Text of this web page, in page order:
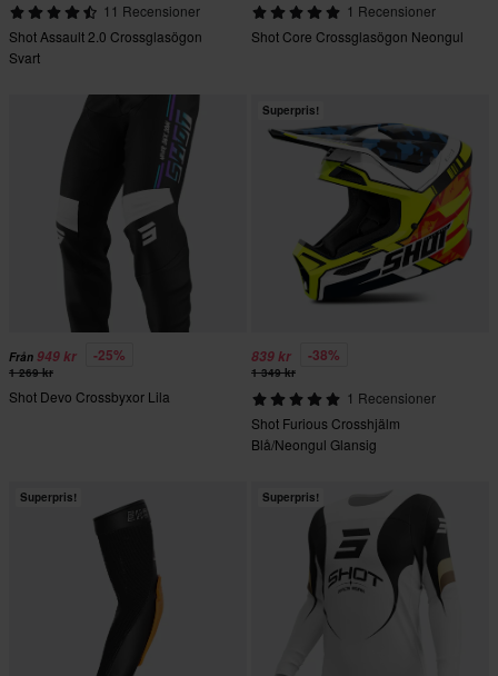
11 Recensioner
Shot Assault 2.0 Crossglasögon
Svart
1 Recensioner
Shot Core Crossglasögon Neongul
Från 949 kr -25%
1 269 kr
Shot Devo Crossbyxor Lila
Superpris!
839 kr -38%
1 349 kr
1 Recensioner
Shot Furious Crosshjälm
Blå/Neongul Glansig
Superpris! Superpris!